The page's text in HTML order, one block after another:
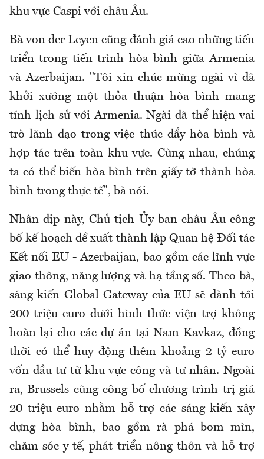
khu vực Caspi với châu Âu.
Bà von der Leyen cũng đánh giá cao những tiến
triển trong tiến trình hòa bình giữa Armenia
và Azerbaijan. "Tôi xin chúc mừng ngài vì đã
khởi xướng một thỏa thuận hòa bình mang
tính lịch sử với Armenia. Ngài đã thể hiện vai
trò lãnh đạo trong việc thúc đẩy hòa bình và
hợp tác trên toàn khu vực. Cùng nhau, chúng
ta có thể biến hòa bình trên giấy tờ thành hòa
bình trong thực tế", bà nói.
Nhân dịp này, Chủ tịch Ủy ban châu Âu công
bố kế hoạch đề xuất thành lập Quan hệ Đối tác
Kết nối EU - Azerbaijan, bao gồm các lĩnh vực
giao thông, năng lượng và hạ tầng số. Theo bà,
sáng kiến Global Gateway của EU sẽ dành tới
200 triệu euro dưới hình thức viện trợ không
hoàn lại cho các dự án tại Nam Kavkaz, đồng
thời có thể huy động thêm khoảng 2 tỷ euro
vốn đầu tư từ khu vực công và tư nhân. Ngoài
ra, Brussels cũng công bố chương trình trị giá
20 triệu euro nhằm hỗ trợ các sáng kiến xây
dựng hòa bình, bao gồm rà phá bom mìn,
chăm sóc y tế, phát triển nông thôn và hỗ trợ